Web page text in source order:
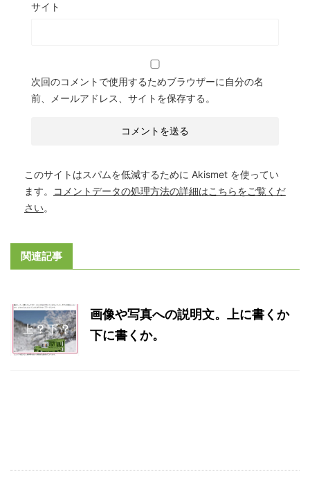
サイト
次回のコメントで使用するためブラウザーに自分の名
前、メールアドレス、サイトを保存する。
このサイトはスパムを低減するために Akismet を使ってい
ます。
コメントデータの処理方法の詳細はこちらをご覧くだ
さい。
関連記事
画像や写真への説明文。上に書くか
下に書くか。